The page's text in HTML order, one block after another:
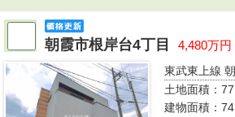
朝霞市根岸台4丁目 4,480万円
東武東上線
土地面積：
建物面積：